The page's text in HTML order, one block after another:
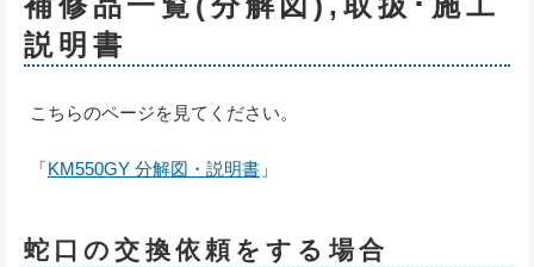
説明書
こちらのページを見てください。
「KM550GY 分解図・説明書 」
蛇口の交換依頼をする場合